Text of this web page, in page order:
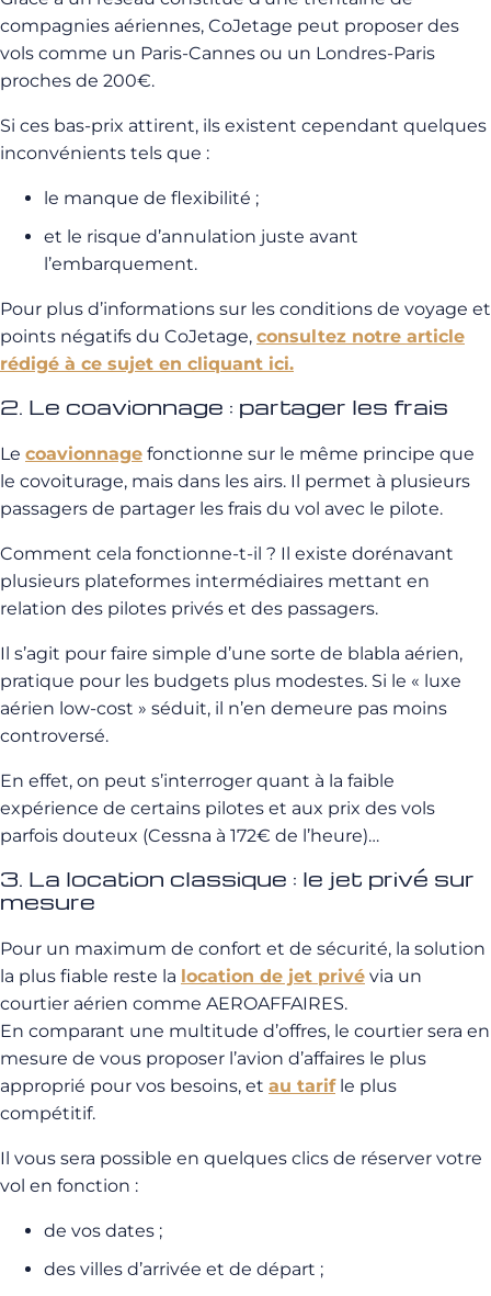
compagnies aériennes, CoJetage peut proposer des
vols comme un Paris-Cannes ou un Londres-Paris
proches de 200€.
Si ces bas-prix attirent, ils existent cependant quelques
inconvénients tels que :
le manque de flexibilité ;
et le risque d’annulation juste avant
l’embarquement.
Pour plus d’informations sur les conditions de voyage et
points négatifs du CoJetage, consultez notre article
rédigé à ce sujet en cliquant ici.
2. Le coavionnage : partager les frais
Le coavionnage fonctionne sur le même principe que
le covoiturage, mais dans les airs. Il permet à plusieurs
passagers de partager les frais du vol avec le pilote.
Comment cela fonctionne-t-il ? Il existe dorénavant
plusieurs plateformes intermédiaires mettant en
relation des pilotes privés et des passagers.
Il s’agit pour faire simple d’une sorte de blabla aérien,
pratique pour les budgets plus modestes. Si le « luxe
aérien low-cost » séduit, il n’en demeure pas moins
controversé.
En effet, on peut s’interroger quant à la faible
expérience de certains pilotes et aux prix des vols
parfois douteux (Cessna à 172€ de l’heure)…
3. La location classique : le jet privé sur
mesure
Pour un maximum de confort et de sécurité, la solution
la plus fiable reste la location de jet privé via un
courtier aérien comme AEROAFFAIRES.
En comparant une multitude d’offres, le courtier sera en
mesure de vous proposer l’avion d’affaires le plus
approprié pour vos besoins, et au tarifle plus
compétitif.
Il vous sera possible en quelques clics de réserver votre
vol en fonction :
de vos dates ;
des villes d’arrivée et de départ ;